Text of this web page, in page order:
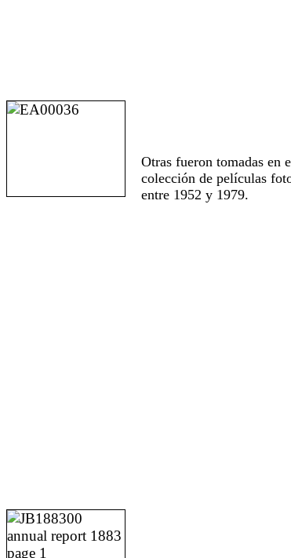
Otras fueron tomadas en
colección de películas
entre 1952 y 1979.